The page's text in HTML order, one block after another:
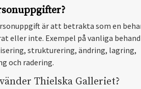
är att betrakta som en
eller inte. Exempel på vanliga
strukturering, ändring, lagring,
och radering.
Thielska Galleriet?